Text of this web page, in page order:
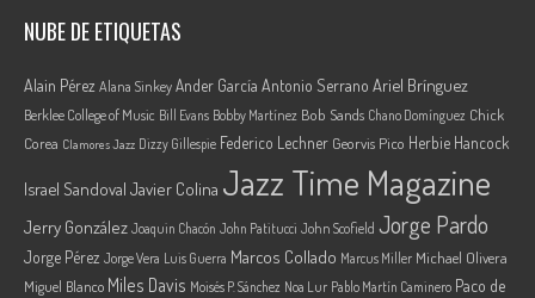
NUBE DE ETIQUETAS
Alain Pérez Alana SinkeyAnder García Antonio Serrano Ariel Brínguez
Berklee College of Music Bill Evans Bobby Martínez Bob Sands Chano Domínguez Chick
Corea Clamores Jazz Dizzy Gillespie Federico Lechner Georvis Pico Herbie Hancock
Israel Sandoval Javier Colina Jazz Time Magazine
Jerry González Joaquin Chacón John Patitucci John Scofield Jorge Pardo
Jorge Pérez Jorge Vera Luis Guerra Marcos Collado Marcus Miller Michael Olivera
Miguel Blanco Miles Davis Moisés P. Sánchez Noa Lur Pablo Martín Caminero Paco de